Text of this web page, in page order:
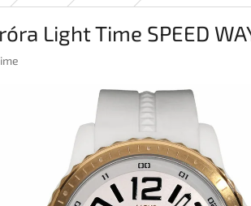
Light Time SPEED